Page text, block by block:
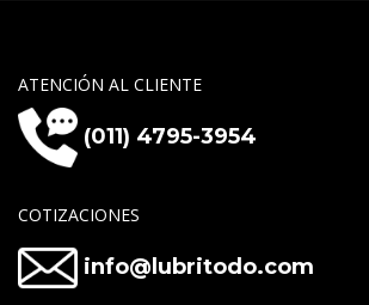
ATENCIÓN AL CLIENTE
(011) 4795-3954
COTIZACIONES
info@lubritodo.com